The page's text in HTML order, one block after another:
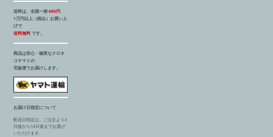
送料は、全国一律660円
1万円以上（税込）お買い上
げで
送料無料 です。
商品は安心・確実なクロネ
コヤマトの
宅急便でお届けします。
お届け日指定について
配送日指定は、ご注文より3
日後から14日後までお選び
いただけます。